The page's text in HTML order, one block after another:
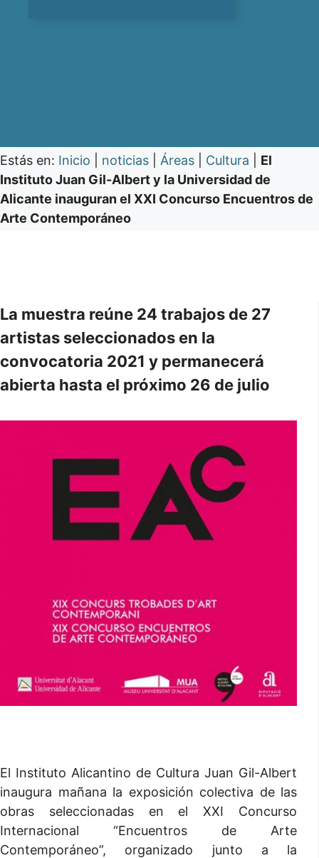
Estás en: Inicio noticias Áreas Cultura
El
Instituto Juan Gil-Albert y la Universidad de
Alicante inauguran el XXI Concurso Encuentros de
Arte Contemporáneo
La muestra reúne 24 trabajos de 27
artistas seleccionados en la
convocatoria 2021 y permanecerá
abierta hasta el próximo 26 de julio
El Instituto Alicantino de Cultura Juan Gil-Albert
inaugura mañana la exposición colectiva de las
obras seleccionadas en el XXI Concurso
Internacional “Encuentros de Arte
Contemporáneo”, organizado junto a la